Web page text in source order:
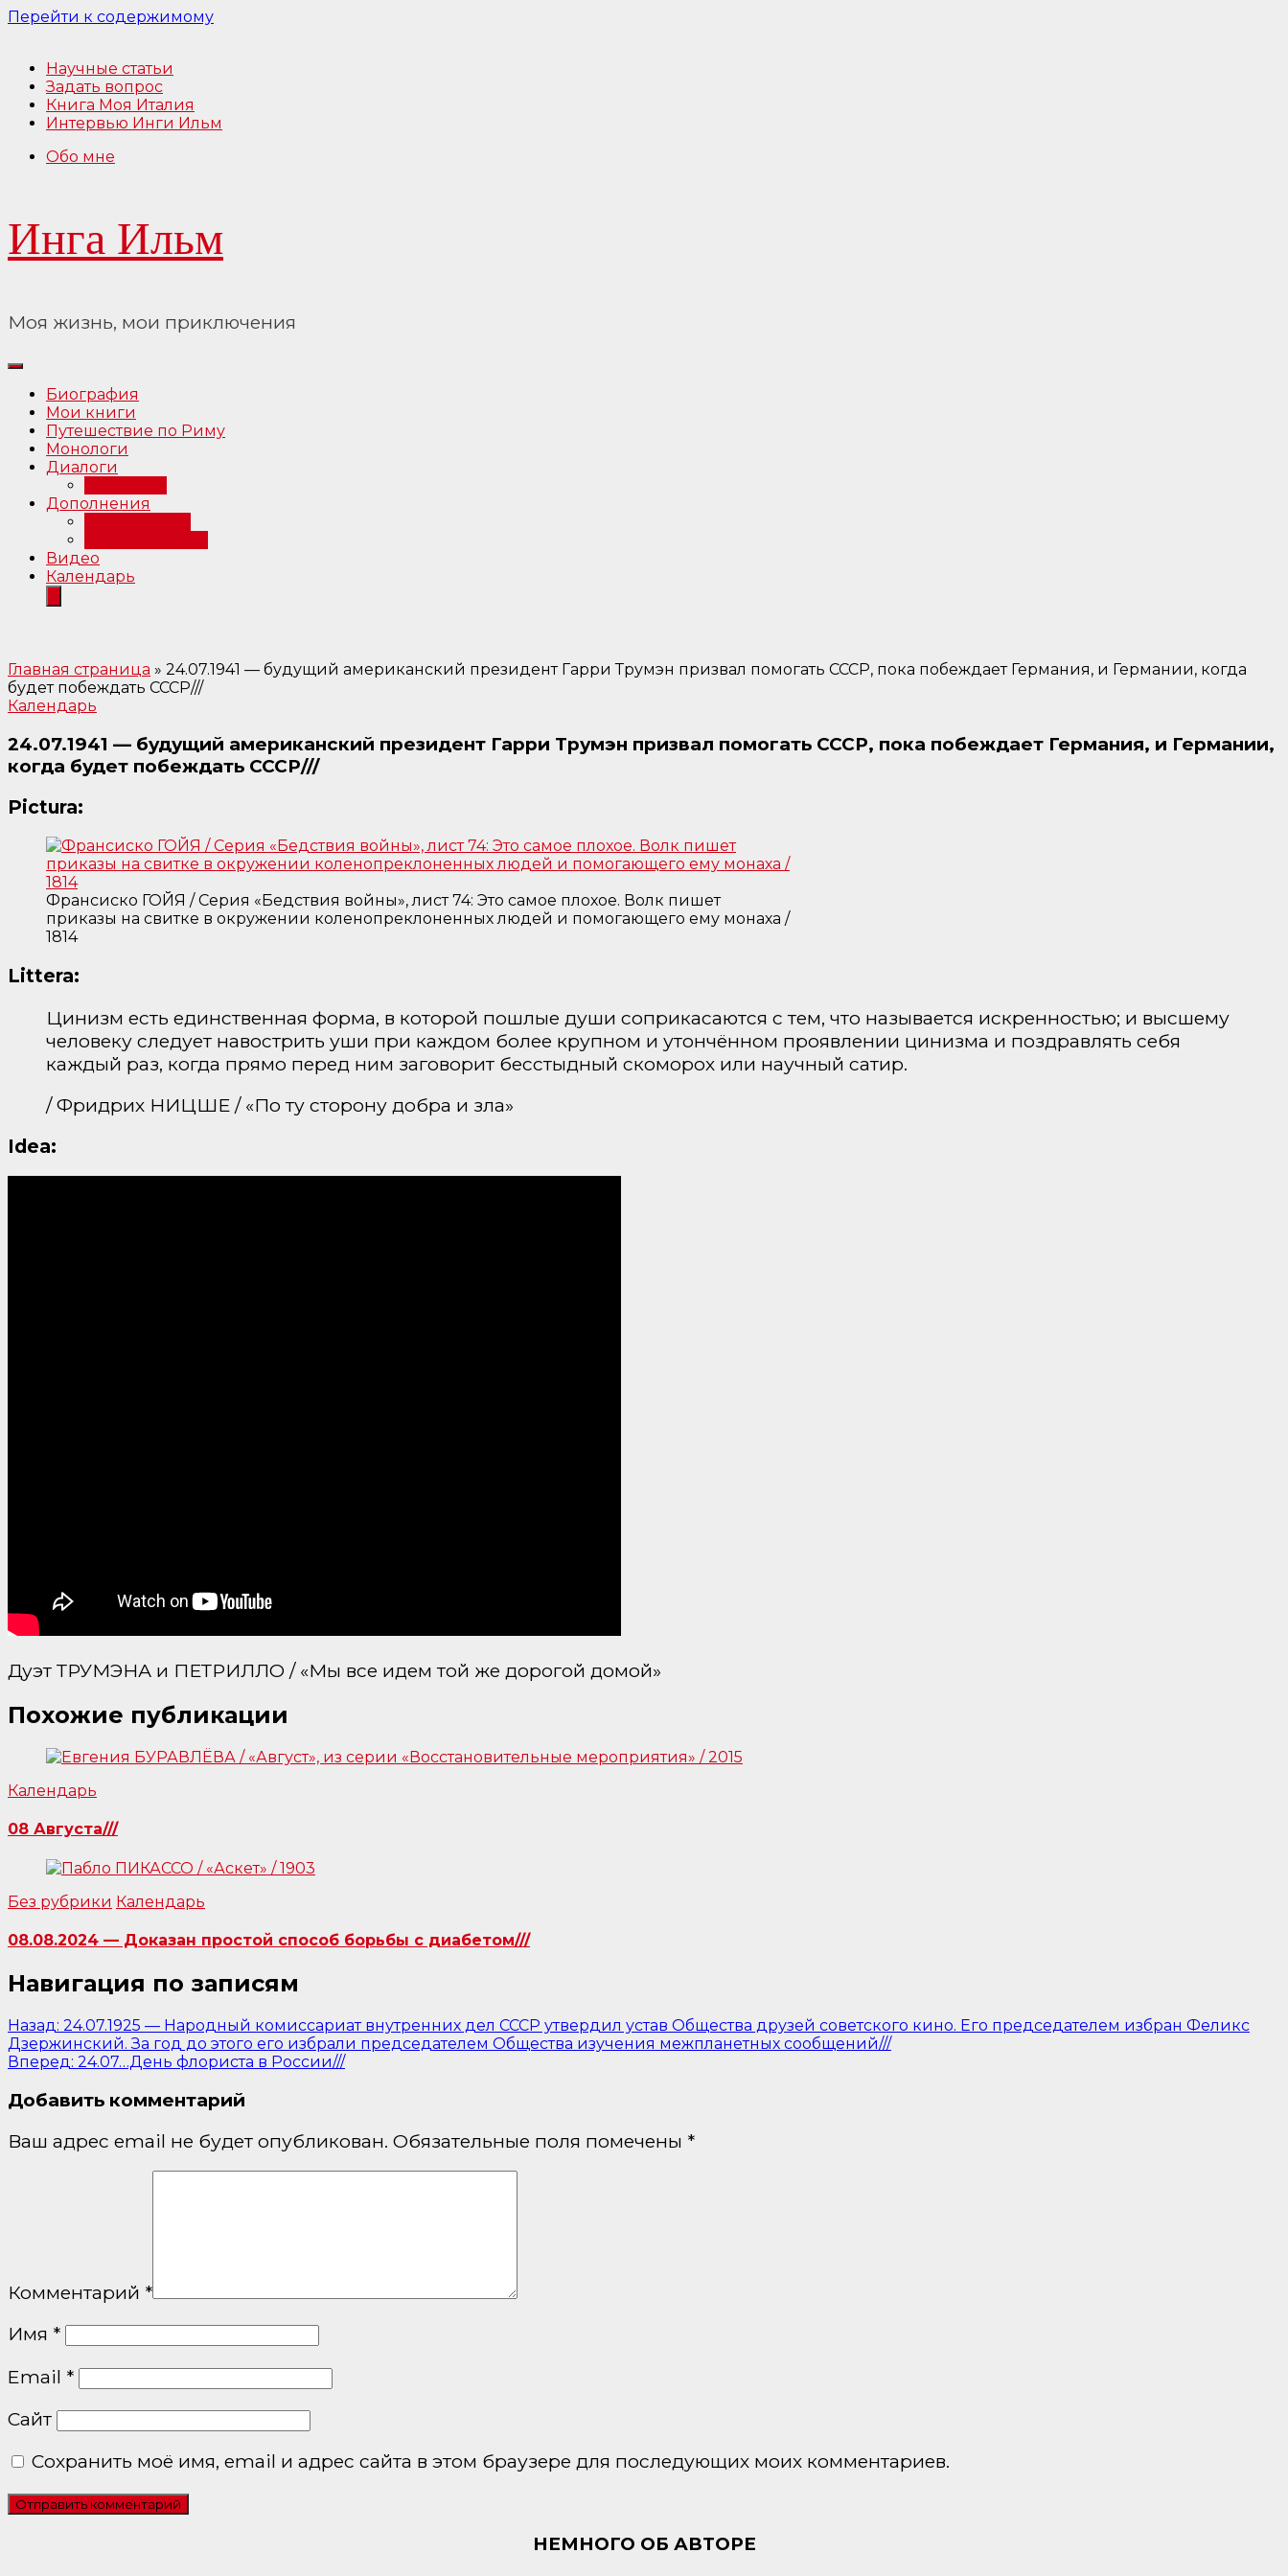
Перейти к содержимому
Научные статьи
Задать вопрос
Книга Моя Италия
Интервью Инги Ильм
Обо мне
Инга Ильм
Моя жизнь, мои приключения
Биография
Мои книги
Путешествие по Риму
Монологи
Диалоги
Дополнения
Видео
Календарь
Главная страница » 24.07.1941 — будущий американский президент Гарри Трумэн призвал помогать СССР, пока побеждает Германия, и Германии, когда
будет побеждать СССР///
Календарь
24.07.1941 — будущий американский президент Гарри Трумэн призвал помогать СССР, пока побеждает Германия, и Германии,
когда будет побеждать СССР///
Pictura:
Франсиско ГОЙЯ / Серия «Бедствия войны», лист 74: Это самое плохое. Волк пишет
приказы на свитке в окружении коленопреклоненных людей и помогающего ему монаха /
1814
Littera:
Цинизм есть единственная форма, в которой пошлые души соприкасаются с тем, что называется искренностью; и высшему
человеку следует навострить уши при каждом более крупном и утончённом проявлении цинизма и поздравлять себя
каждый раз, когда прямо перед ним заговорит бесстыдный скоморох или научный сатир.
/ Фридрих НИЦШЕ / «По ту сторону добра и зла»
Idea:
Дуэт ТРУМЭНА и ПЕТРИЛЛО / «Мы все идем той же дорогой домой»
Похожие публикации
Календарь
08 Августа///
Без рубрики Календарь
08.08.2024 — Доказан простой способ борьбы с диабетом///
Навигация по записям
Назад: 24.07.1925 — Народный комиссариат внутренних дел СССР утвердил устав Общества друзей советского кино. Его председателем избран Феликс
Дзержинский. За год до этого его избрали председателем Общества изучения межпланетных сообщений///
Вперед: 24.07…День флориста в России///
Добавить комментарий
Ваш адрес email не будет опубликован. Обязательные поля помечены *
Комментарий *
Имя *
Email *
Сайт
Сохранить моё имя, email и адрес сайта в этом браузере для последующих моих комментариев.
НЕМНОГО ОБ АВТОРЕ